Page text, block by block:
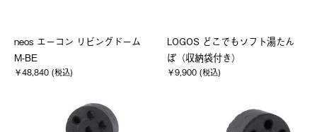
neos エーコン リビングドーム
M-BE
￥48,840 (税込)
LOGOS どこでもソフト湯たん
ぽ（収納袋付き）
￥9,900 (税込)